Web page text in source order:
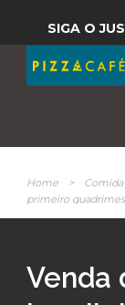
SIGA O
Home > Comida
primeiro
Venda